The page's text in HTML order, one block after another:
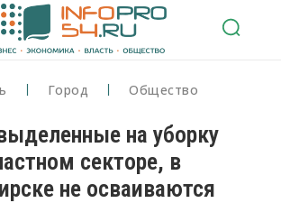
Город Общество
на уборку
секторе, в
не осваиваются